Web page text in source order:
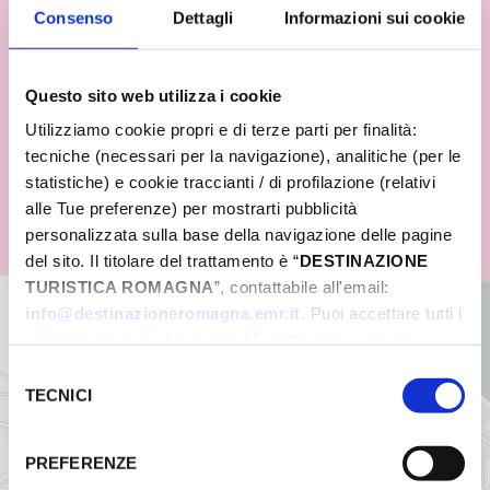
Consenso Dettagli Informazioni sui cookie
Questo sito web utilizza i cookie
Utilizziamo cookie propri e di terze parti per finalità:
tecniche (necessari per la navigazione), analitiche (per le
statistiche) e cookie traccianti / di profilazione (relativi
alle Tue preferenze) per mostrarti pubblicità
personalizzata sulla base della navigazione delle pagine
del sito. Il titolare del trattamento è “DESTINAZIONE
TURISTICA ROMAGNA”, contattabile all'email:
info@destinazioneromagna.emr.it. Puoi accettare tutti i
gestire le tue preferenze facendo clic su “Personalizza”.
Qualora acconsenti a tutti i cookie i Tuoi dati potranno
attualmente non fornisce garanzie idonee per il
del
consenso
TECNICI
PREFERENZE
+
−